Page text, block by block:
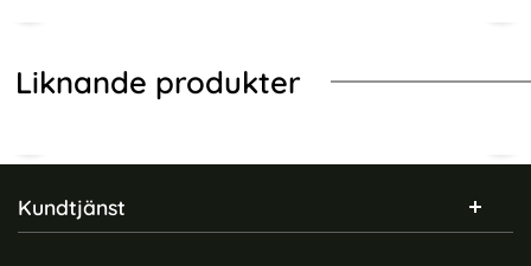
Liknande produkter
Sidfot Blandad info och länkar
Kundtjänst